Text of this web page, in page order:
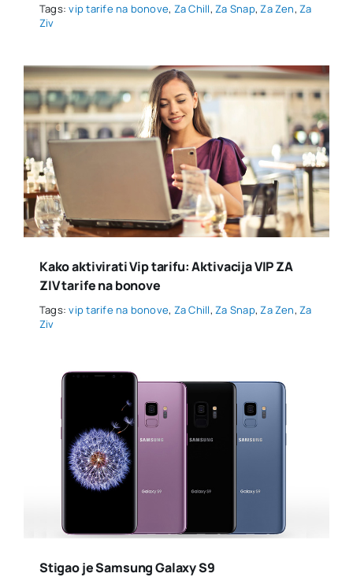
Tags:vip tarife na bonove, Za Chill,Za Snap,Za Zen,Za
Ziv
Kako aktivirati Vip tarifu: Aktivacija VIP ZA
ZIV tarife na bonove
Tags:vip tarife na bonove, Za Chill,Za Snap,Za Zen,Za
Ziv
Stigao je Samsung Galaxy S9